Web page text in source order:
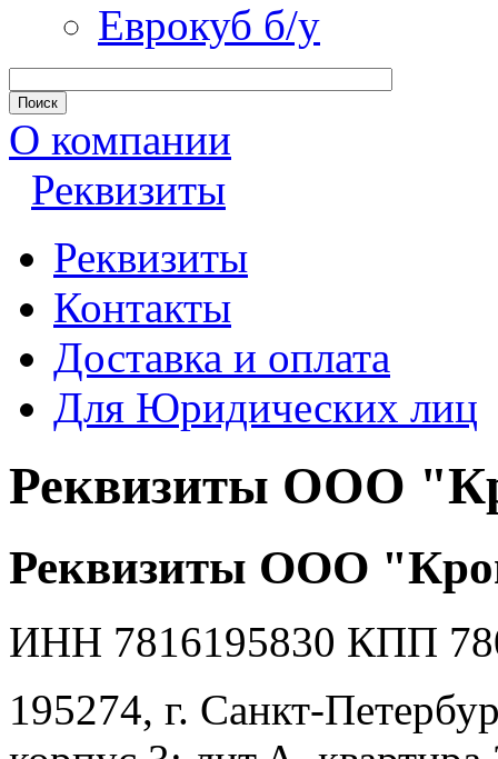
Еврокуб б/у
О компании
Реквизиты
Реквизиты
Контакты
Доставка и оплата
Для Юридических лиц
Реквизиты ООО
Реквизиты ООО
ИНН 7816195830 КПП
195274, г. Санкт-